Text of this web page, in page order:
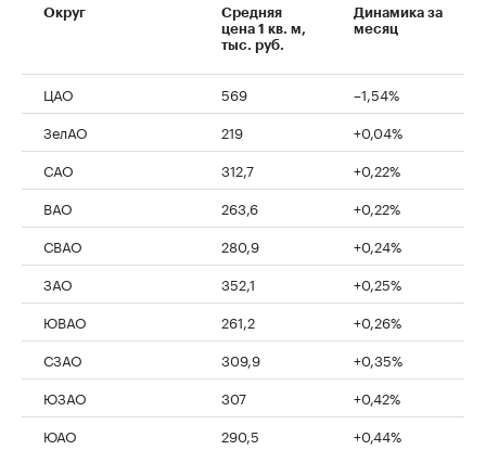
Округ
Средняя
цена 1 кв. м,
тыс. руб.
Динамика за
месяц
ЦАО 569
–1,54%
ЗелАО
219
+0,04%
САО
312,7
+0,22%
ВАО
263,6
+0,22%
СВАО
280,9
+0,24%
ЗАО
352,1
+0,25%
ЮВАО
261,2
+0,26%
СЗАО
309,9
+0,35%
ЮЗАО
307
+0,42%
ЮАО
290,5 +0,44%